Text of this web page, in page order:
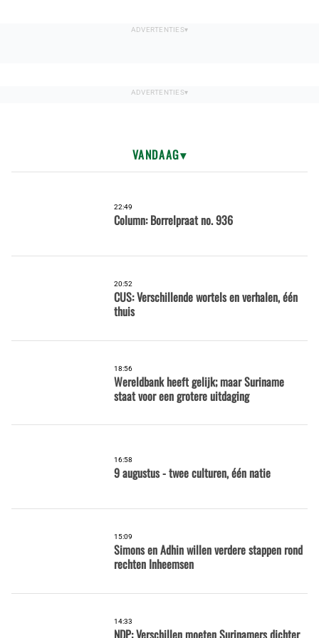
VANDAAG
22:49
Column: Borrelpraat no. 936
20:52
CUS: Verschillende wortels en verhalen, één
thuis
18:56
Wereldbank heeft gelijk; maar Suriname
staat voor een grotere uitdaging
16:58
9 augustus - twee culturen, één natie
15:09
Simons en Adhin willen verdere stappen rond
rechten Inheemsen
14:33
NDP: Verschillen moeten Surinamers dichter